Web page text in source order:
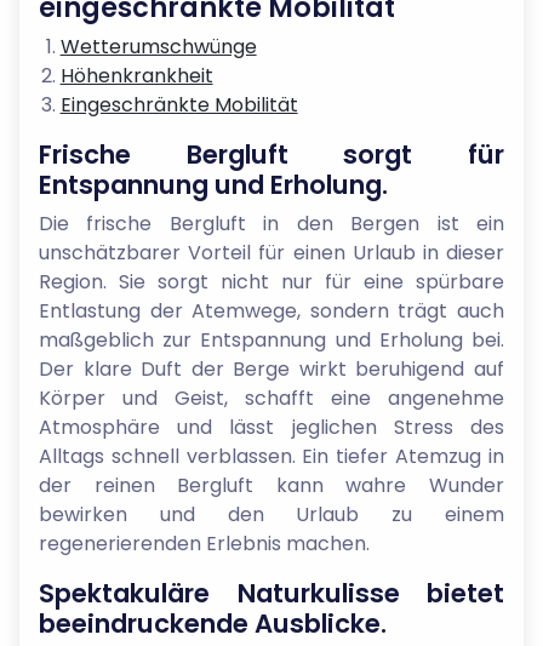
Wetterumschwünge
Höhenkrankheit
Eingeschränkte Mobilität
Frische Bergluft sorgt für
Entspannung und Erholung.
Die frische Bergluft in den Bergen ist ein
unschätzbarer Vorteil für einen Urlaub in dieser
Region. Sie sorgt nicht nur für eine spürbare
Entlastung der Atemwege, sondern trägt auch
maßgeblich zur Entspannung und Erholung bei.
Der klare Duft der Berge wirkt beruhigend auf
Körper und Geist, schafft eine angenehme
Atmosphäre und lässt jeglichen Stress des
Alltags schnell verblassen. Ein tiefer Atemzug in
der reinen Bergluft kann wahre Wunder
bewirken und den Urlaub zu einem
regenerierenden Erlebnis machen.
Spektakuläre Naturkulisse bietet
beeindruckende Ausblicke.